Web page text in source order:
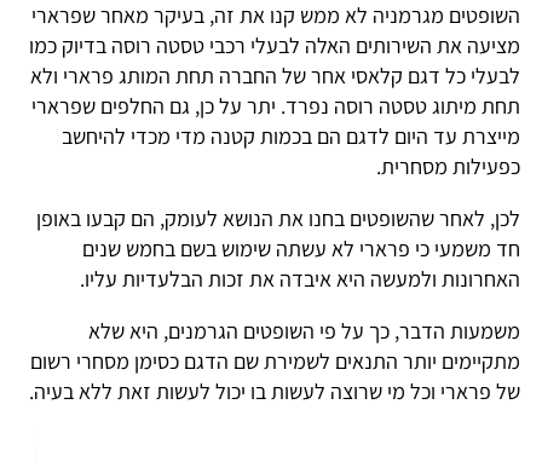
השופטים מגרמניה לא ממש קנו את זה, בעיקר מאחר שפרארי
מציעה את השירותים האלה לבעלי רכבי טסטה רוסה בדיוק כמו
לבעלי כל דגם קלאסי אחר של החברה תחת המותג פרארי ולא
תחת מיתוג טסטה רוסה נפרד. יתר על כן, גם החלפים שפרארי
מייצרת עד היום לדגם הם בכמות קטנה מדי מכדי להיחשב
כפעילות מסחרית.
לכן, לאחר שהשופטים בחנו את הנושא לעומק, הם קבעו באופן
חד משמעי כי פרארי לא עשתה שימוש בשם בחמש שנים
האחרונות ולמעשה היא איבדה את זכות הבלעדיות עליו.
משמעות הדבר, כך על פי השופטים הגרמנים, היא שלא
מתקיימים יותר התנאים לשמירת שם הדגם כסימן מסחרי רשום
של פרארי וכל מי שרוצה לעשות בו יכול לעשות זאת ללא בעיה.